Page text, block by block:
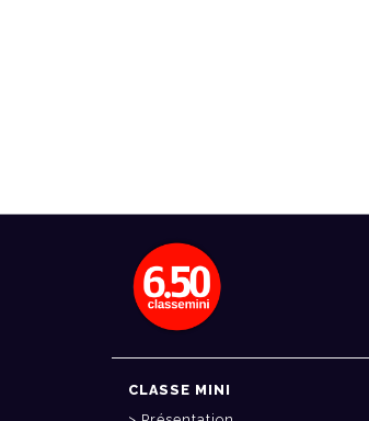
CLASSE MINI